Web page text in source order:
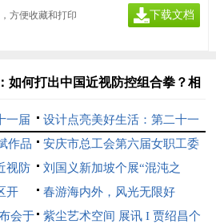
方便收藏和打印
下载文档
如何打出中国近视防控组合拳？相
一届
幕
设计点亮美好生活：第二十一
届文博会中芬设计园分会场即将
开幕
作品
安庆市总工会第六届女职工委
员会 第一次全体会议在望江县
召开
视防
刘国义新加坡个展“混沌之
上”开幕：用超现实语言重构东
方灵性美学
开
球家
春游海内外，风光无限好
会于
紫尘艺术空间 展讯 I 贾绍昌个